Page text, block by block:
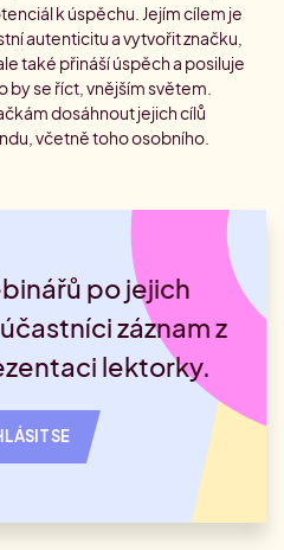
k úspěchu. Jejím cílem je
autenticitu a vytvořit značku,
také přináší úspěch a posiluje
by se říct, vnějším světem.
dosáhnout jejich cílů
včetně toho osobního.
po jejich
záznam z
lektorky.
SE